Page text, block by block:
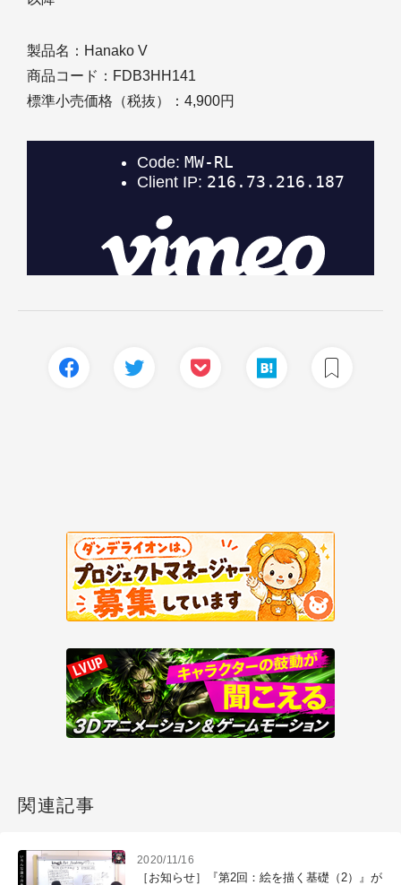
製品名：Hanako V
商品コード：FDB3HH141
標準小売価格（税抜）：4,900円
関連記事
2020/11/16
［お知らせ］『第2回：絵を描く基礎（2）』が